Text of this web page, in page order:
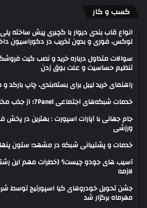
کسب و کار
انواع قاب بندی دیوار با گچبری پیش ساخته
لوکس، فوری و بدون تخریب در دکوراسیون
سوالات متداول درباره خرید و نصب گیت
تنظیم حساسیت و علت بوق زدن
راهنمای خرید لیبل برای بسته‌بندی، چاپ
خدمات شبکه‌های اجتماعی 7Panel؛ از جذب مخاطب تا افزایش درآمد
جام جهانی با آپارات اسپورت : بهترین در پخش
ورزشی
خدمات و پشتیبانی شبکه در مشهد؛ ستون
آسیب های جودو چیست؟ (خطرات مهم این
لازمه
جشن تحویل خودروهای کیا اسپورتیج توسط
مهرماه برگزار شد